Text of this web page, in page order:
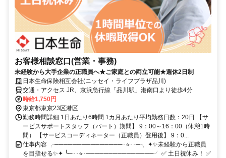
お客様相談窓口(営業・事務)
未経験から大手企業の正職員へ★ご家庭との両立可能★週休2日制
日本生命保険相互会社(ニッセイ・ライフプラザ品川)
交通・アクセス JR、京浜急行線「品川駅」港南口より徒歩4分
時給1,750円
東京都東京23区港区
勤務時間詳細 1日あたり6時間 1カ月あたり平均勤務日数：20日 【サ
ービスサポートスタッフ（パート）期間】 9：00～16：00（休憩1時
間） 【サービスコーディネーター（正職員）登用後】 9：0...
仕事内容 ╭───────────────･⭐･･─╮ ✦✨未経験から正職員
を目指せる✨✦ ╰─･･⭐･───────────────╯ ✅ 土日祝休み！ ✅